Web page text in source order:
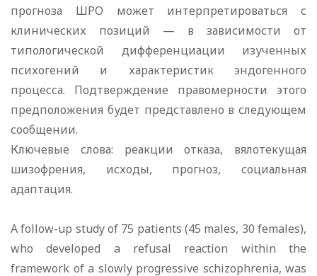
прогноза ШРО может интерпретироваться с
клинических позиций — в зависимости от
типологической дифференциации изученных
психогений и характеристик эндогенного
процесса. Подтверждение правомерности этого
предположения будет представлено в следующем
сообщении.
Ключевые слова: реакции отказа, вялотекущая
шизофрения, исходы, прогноз, социальная
адаптация.
A follow-up study of 75 patients (45 males, 30 females),
who developed a refusal reaction within the
framework of a slowly progressive schizophrenia, was